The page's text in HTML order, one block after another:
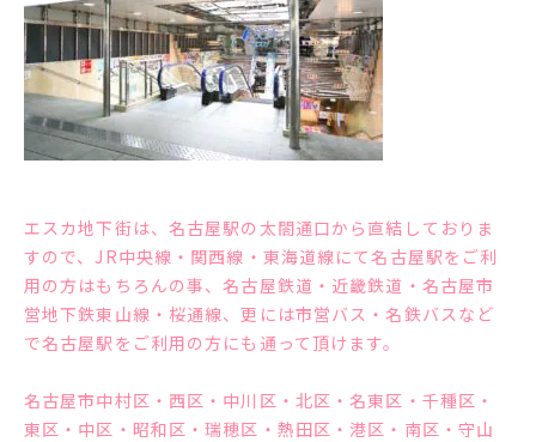
エスカ地下街は、名古屋駅の太閤通口から直結しておりま
すので、JR中央線・関西線・東海道線にて名古屋駅をご利
用の方はもちろんの事、名古屋鉄道・近畿鉄道・名古屋市
営地下鉄東山線・桜通線、更には市営バス・名鉄バスなど
で名古屋駅をご利用の方にも通って頂けます。
名古屋市中村区・西区・中川区・北区・名東区・千種区・
東区・中区・昭和区・瑞穂区・熱田区・港区・南区・守山